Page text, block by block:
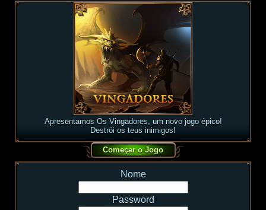
Apresentamos Os Vingadores, um novo jogo épico!
Destrói os teus inimigos!
Nome
Password